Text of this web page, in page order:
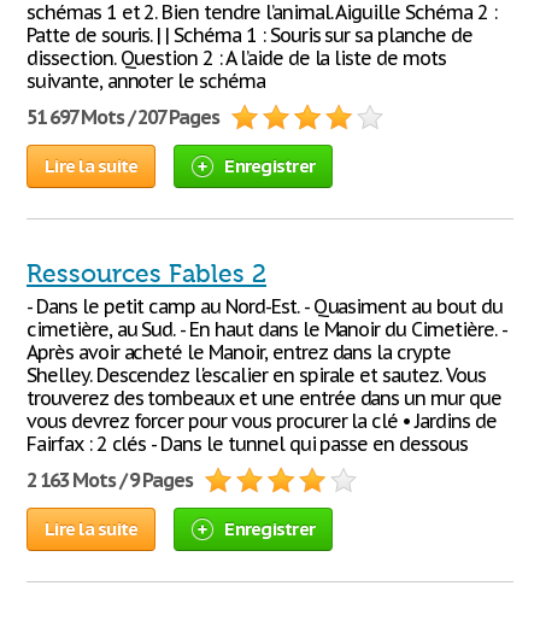
schémas 1 et 2. Bien tendre l’animal. Aiguille Schéma 2 :
Patte de souris. | | Schéma 1 : Souris sur sa planche de
dissection. Question 2 : A l’aide de la liste de mots
suivante, annoter le schéma
51 697 Mots / 207 Pages
Lire la suite Enregistrer
Ressources Fables 2
- Dans le petit camp au Nord-Est. - Quasiment au bout du
cimetière, au Sud. - En haut dans le Manoir du Cimetière. -
Après avoir acheté le Manoir, entrez dans la crypte
Shelley. Descendez l'escalier en spirale et sautez. Vous
trouverez des tombeaux et une entrée dans un mur que
vous devrez forcer pour vous procurer la clé • Jardins de
Fairfax : 2 clés - Dans le tunnel qui passe en dessous
2 163 Mots / 9 Pages
Lire la suite Enregistrer